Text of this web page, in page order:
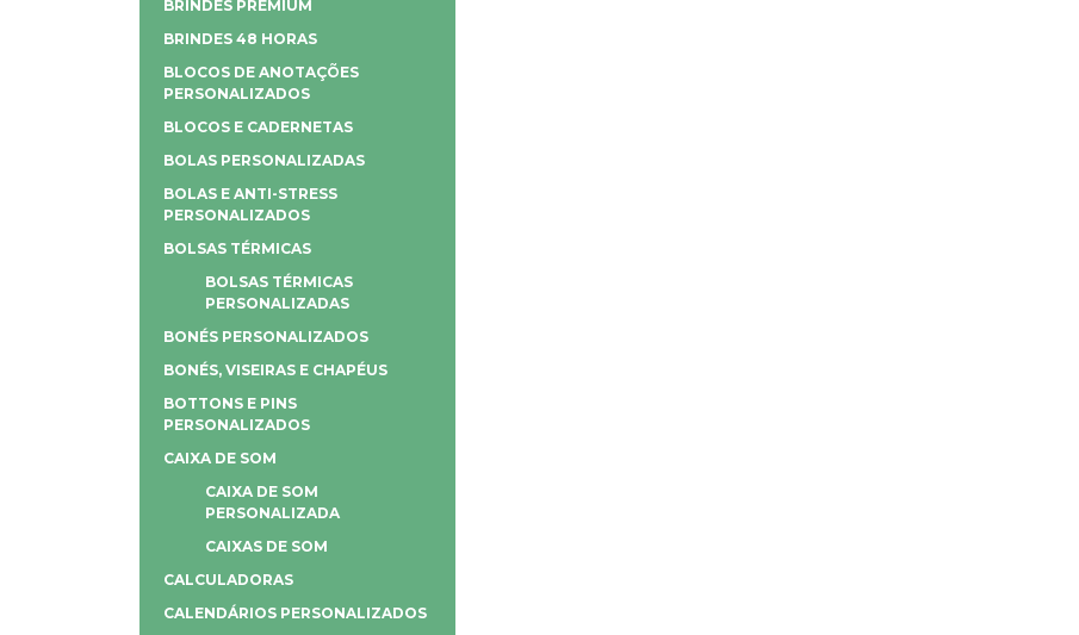
BRINDES PREMIUM
BRINDES 48 HORAS
BLOCOS DE ANOTAÇÕES
PERSONALIZADOS
BLOCOS E CADERNETAS
BOLAS PERSONALIZADAS
BOLAS E ANTI-STRESS
PERSONALIZADOS
BOLSAS TÉRMICAS
BOLSAS TÉRMICAS
PERSONALIZADAS
BONÉS PERSONALIZADOS
BONÉS, VISEIRAS E CHAPÉUS
BOTTONS E PINS
PERSONALIZADOS
CAIXA DE SOM
CAIXA DE SOM
PERSONALIZADA
CAIXAS DE SOM
CALCULADORAS
CALENDÁRIOS PERSONALIZADOS